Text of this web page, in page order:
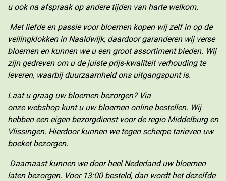
u ook na afspraak op andere tijden van harte welkom.
Met liefde en passie voor bloemen kopen wij zelf in op de
veilingklokken in Naaldwijk, daardoor garanderen wij verse
bloemen en kunnen we u een groot assortiment bieden. Wij
zijn gedreven om u de juiste prijs-kwaliteit verhouding te
leveren, waarbij duurzaamheid ons uitgangspunt is.
Laat u graag uw bloemen bezorgen? Via
onze webshopkunt u uw bloemen online bestellen. Wij
hebben een eigen bezorgdienst voor de regio Middelburg en
Vlissingen. Hierdoor kunnen we tegen scherpe tarieven uw
boeket bezorgen.
Daarnaast kunnen we door heel Nederland uw bloemen
laten bezorgen. Voor 13:00 besteld, dan wordt het dezelfde